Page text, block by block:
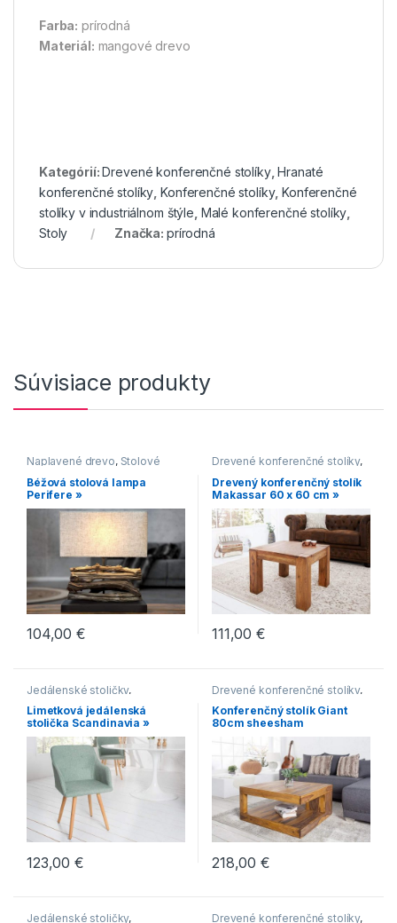
Farba: prírodná
Materiál: mangové drevo
Kategórií: Drevené konferenčné stolíky, Hranaté
konferenčné stolíky, Konferenčné stolíky, Konferenčné
stolíky v industriálnom štýle, Malé konferenčné stolíky,
Stoly
Značka: prírodná
Súvisiace produkty
Naplavené drevo, Stolové
lampy
Béžová stolová lampa
Perifere »
104,00€
Drevené konferenčné stolíky,
Hranaté konferenčné stolíky,
Konferenčné stolíky,
Konferenčné stolíky vo
vidieckom štýle ,Makassar,
Malé konferenčné stolíky
Drevený konferenčný stolík
Makassar 60 x 60 cm »
111,00€
Jedálenské stoličky,
Jedálenské stoličky s
čalúneným sedákom,
Jedálenské stoličky s
drevenou podnožou,
Jedálenské stoličky v
škandinávskom štýle
Limetková jedálenská
stolička Scandinavia »
123,00€
Drevené konferenčné stolíky,
Hranaté konferenčné stolíky
Konferenčné stolíky
Konferenčné stolíky vo
vidieckom štýle
Makassar
Konferenčný stolík Giant
80cm sheesham
218,00€
Jedálenské stoličky,
Drevené konferenčné stolíky,